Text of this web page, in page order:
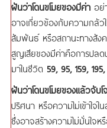
ฝันว่าโดนขโมยของมีค่า อย่
อาจเกี่ยวข้องกับความกลั
สัมพันธ์ หรือสถานะทางสัง
สูญเสียของมีค่าคือการปลด
มาในชีวิต 59, 95, 159,
ฝันว่าโดนขโมยของแล้วจับโจ
ปริศนา หรือความไม่เข้าใจ
ซึ่งอาจสร้างความไม่มั่นใจ